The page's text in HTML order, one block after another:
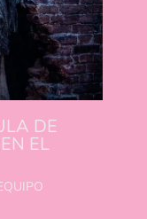
DE
EL